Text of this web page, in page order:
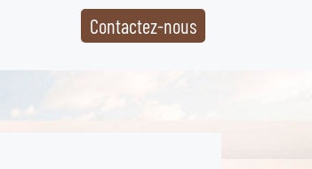
Contactez-nous